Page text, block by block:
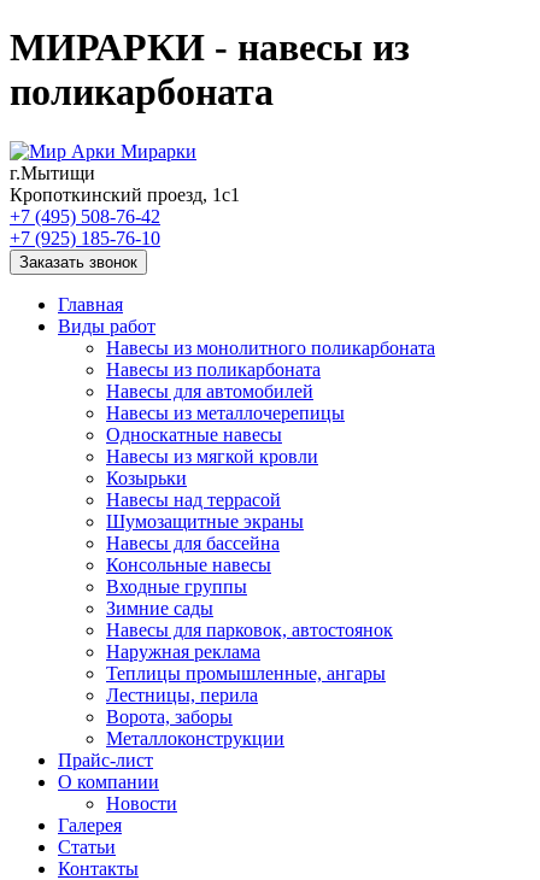
МИРАРКИ - навесы из
поликарбоната
Мирарки
г.Мытищи
Кропоткинский проезд, 1с1
+7 (495) 508-76-42
+7 (925) 185-76-10
Заказать звонок
Главная
Виды работ
Навесы из монолитного поликарбоната
Навесы из поликарбоната
Навесы для автомобилей
Навесы из металлочерепицы
Односкатные навесы
Навесы из мягкой кровли
Козырьки
Навесы над террасой
Шумозащитные экраны
Навесы для бассейна
Консольные навесы
Входные группы
Зимние сады
Навесы для парковок, автостоянок
Наружная реклама
Теплицы промышленные, ангары
Лестницы, перила
Ворота, заборы
Металлоконструкции
Прайс-лист
О компании
Новости
Галерея
Статьи
Контакты